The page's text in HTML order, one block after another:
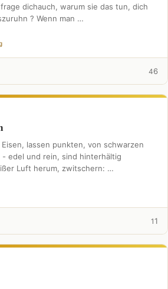
dichauch, warum sie das tun, dich
? Wenn man …
46
lassen punkten, von schwarzen
edel und rein, sind hinterhältig
Luft herum, zwitschern: …
11